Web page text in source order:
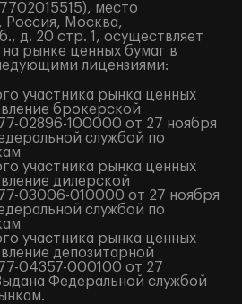
место
Россия, Москва,
д. 20 стр. 1, осуществляет
рынке ценных бумаг в
лицензиями:
участника рынка ценных
брокерской
02896-100000 от 27 ноября
службой по
участника рынка ценных
дилерской
03006-010000 от 27 ноября
службой по
участника рынка ценных
депозитарной
04357-000100 от 27
Федеральной службой